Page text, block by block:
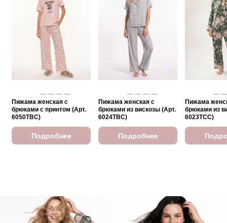
Пижама женская с
брюками с принтом (Арт.
6050TBC)
Подробнее
Пижама женская с
брюками из вискозы (Арт.
6024TBC)
Подробнее
Пижама
брюками из
6023TCC)